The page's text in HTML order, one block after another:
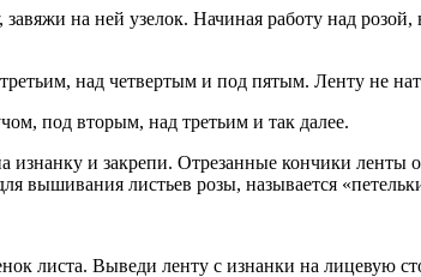
на ней узелок. Начиная работу над
над четвертым и под пятым. Ленту не
под вторым, над третьим и так далее.
и закрепи. Отрезанные кончики ленты
вышивания листьев розы, называется
листа. Выведи ленту с изнанки на лицевую